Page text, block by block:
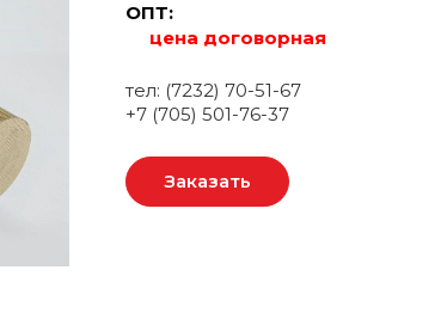
ОПТ:
цена договорная
тел: (7232) 70-51-67
+7 (705) 501-76-37
Заказать